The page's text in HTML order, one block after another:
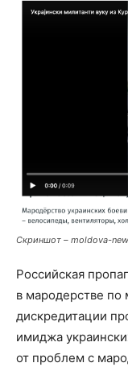
Скриншот – moldova-
Российская
в мародерстве
дискредитации
имиджа
от проблем с